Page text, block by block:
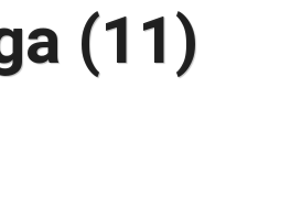
(11)